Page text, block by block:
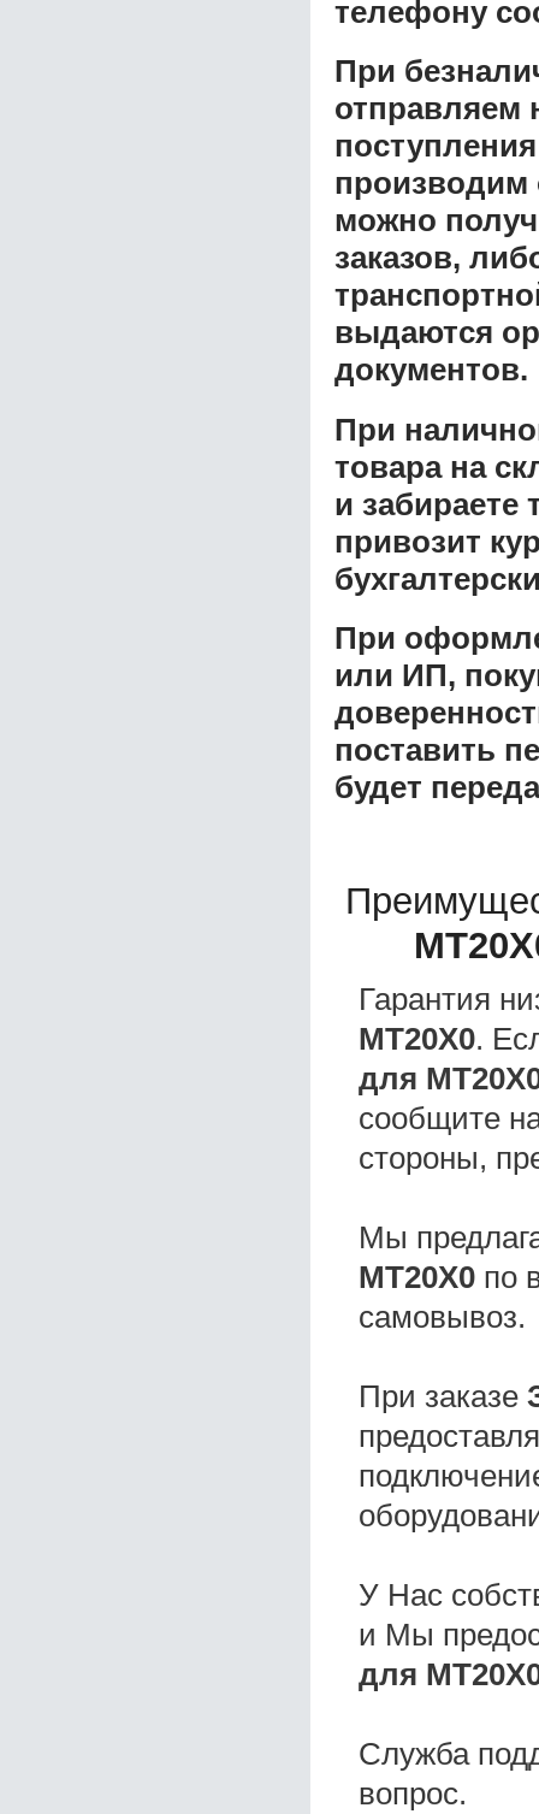
телефону
При
отправляем
производим
можно
заказов,
выдаются
документов.
При
товара на
и забираете
привозит
При
или ИП,
поставить
будет
Гарантия
MT20Х0.
для
сообщите
стороны,
Мы
MT20Х0 по
самовывоз.
При заказе
У Нас
и Мы
для
Служба
вопрос.